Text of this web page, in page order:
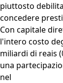
piuttosto
concedere
Con capitale
l'intero costo
miliardi di reais
una
nel